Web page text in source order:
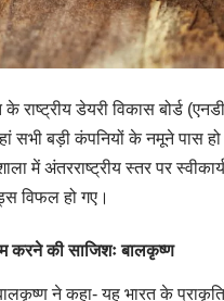
डेयरी विकास बोर्ड
सभी बड़ी कंपनियों के नमूने पास
में अंतरराष्ट्रीय स्तर पर
विफल हो गए।
करने की साजिशः बालकृष्ण
ने कहा- यह भारत के